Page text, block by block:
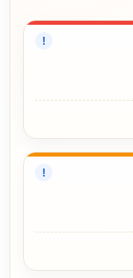
!
!